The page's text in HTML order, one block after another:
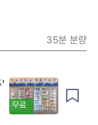
35분 분량
'
무료